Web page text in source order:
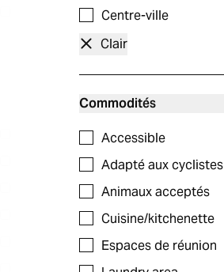
Centre-ville
Clair
Commodités
Accessible
Adapté aux cyclistes
Animaux acceptés
Cuisine/kitchenette
Espaces de réunion